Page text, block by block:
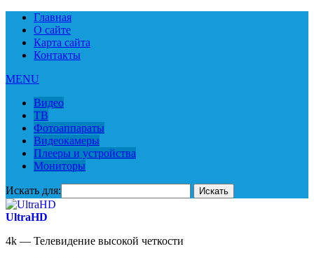
Главная
О сайте
Карта сайта
Контакты
MENU
Видео
ТВ
Фотоаппараты
Видеокамеры
Плееры и устройства
Мониторы
Искать для:
UltraHD
4k — Телевидение высокой четкости